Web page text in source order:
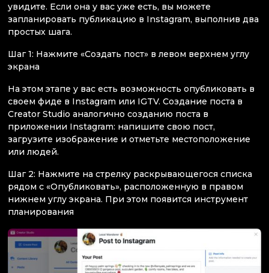
увидите. Если она у вас уже есть, вы можете
запланировать публикацию в Instagram, выполнив два
простых шага.
Шаг 1: Нажмите «Создать пост» в левом верхнем углу
экрана
На этом этапе у вас есть возможность опубликовать в
своем фиде в Instagram или IGTV. Создание поста в
Creator Studio аналогично созданию поста в
приложении Instagram: напишите свою пост,
загрузите изображение и отметьте местоположение
или людей.
Шаг 2: Нажмите на стрелку раскрывающегося списка
рядом с «Опубликовать», расположенную в правом
нижнем углу экрана. При этом появится инструмент
планирования